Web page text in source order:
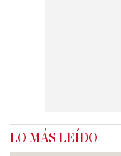
LO MÁS LEÍDO